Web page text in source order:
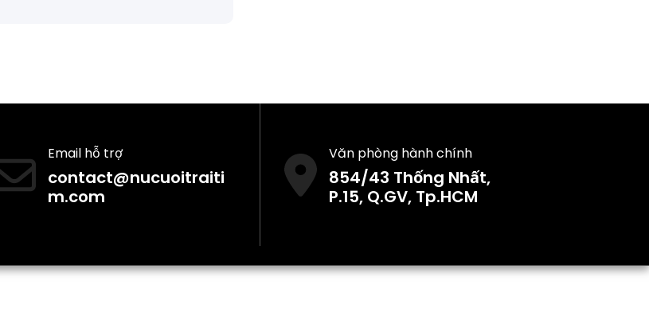
Email hỗ trợ
contact@nucuoitraiti
m.com
Văn phòng hành chính
854/43 Thống Nhất,
P.15, Q.GV, Tp.HCM